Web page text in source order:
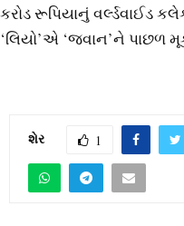
કરોડ રૂપિયાનું વર્લ્ડવાઈડ
‘લિયો’એ ‘જવાન’ને પાછળ
શેર 1